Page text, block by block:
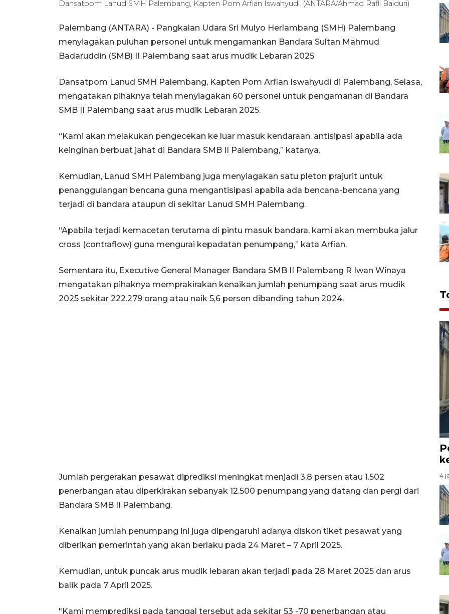
Dansatpom Lanud SMH Palembang, Kapten Pom Arfian Iswahyudi. (ANTARA/Ahmad Rafli Baiduri)
Palembang (ANTARA) - Pangkalan Udara Sri Mulyo Herlambang (SMH) Palembang
menyiagakan puluhan personel untuk mengamankan Bandara Sultan Mahmud
Badaruddin (SMB) II Palembang saat arus mudik Lebaran 2025
Dansatpom Lanud SMH Palembang, Kapten Pom Arfian Iswahyudi di Palembang, Selasa,
mengatakan pihaknya telah menyiagakan 60 personel untuk pengamanan di Bandara
SMB II Palembang saat arus mudik Lebaran 2025.
“Kami akan melakukan pengecekan ke luar masuk kendaraan. antisipasi apabila ada
keinginan berbuat jahat di Bandara SMB II Palembang,” katanya.
Kemudian, Lanud SMH Palembang juga menyiagakan satu pleton prajurit untuk
penanggulangan bencana guna mengantisipasi apabila ada bencana-bencana yang
terjadi di bandara ataupun di sekitar Lanud SMH Palembang.
“Apabila terjadi kemacetan terutama di pintu masuk bandara, kami akan membuka jalur
cross (contraflow) guna mengurai kepadatan penumpang,” kata Arfian.
Sementara itu, Executive General Manager Bandara SMB II Palembang R Iwan Winaya
mengatakan pihaknya memprakirakan kenaikan jumlah penumpang saat arus mudik
2025 sekitar 222.279 orang atau naik 5,6 persen dibanding tahun 2024.
Jumlah pergerakan pesawat diprediksi meningkat menjadi 3,8 persen atau 1.502
penerbangan atau diperkirakan sebanyak 12.500 penumpang yang datang dan pergi dari
Bandara SMB II Palembang.
Kenaikan jumlah penumpang ini juga dipengaruhi adanya diskon tiket pesawat yang
diberikan pemerintah yang akan berlaku pada 24 Maret – 7 April 2025.
Kemudian, untuk puncak arus mudik lebaran akan terjadi pada 28 Maret 2025 dan arus
balik pada 7 April 2025.
"Kami memprediksi pada tanggal tersebut ada sekitar 53 -70 penerbangan atau
4